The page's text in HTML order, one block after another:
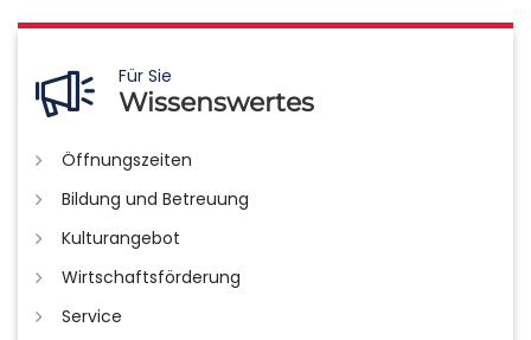
Für Sie
Wissenswertes
Öffnungszeiten
Bildung und Betreuung
Kulturangebot
Wirtschaftsförderung
Service